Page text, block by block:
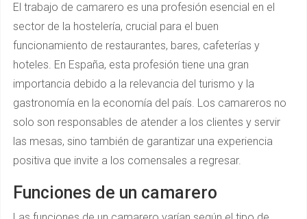
El trabajo de camarero es una profesión esencial en el
sector de la hostelería, crucial para el buen
funcionamiento de restaurantes, bares, cafeterías y
hoteles. En España, esta profesión tiene una gran
importancia debido a la relevancia del turismo y la
gastronomía en la economía del país. Los camareros no
solo son responsables de atender a los clientes y servir
las mesas, sino también de garantizar una experiencia
positiva que invite a los comensales a regresar.
Funciones de un camarero